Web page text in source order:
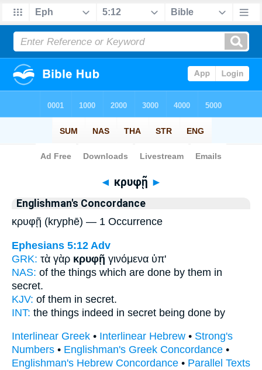
Bible>Strong's > Greek
◄ κρυφῇ ►
Englishman's Concordance
κρυφῇ (kryphē) — 1 Occurrence
Ephesians 5:12 Adv
GRK: τὰ γὰρ κρυφῇ γινόμενα ὑπ'
NAS: of the things which are done by them in
secret.
KJV: of them in secret.
INT: the things indeed in secret being done by
Interlinear Greek • Interlinear Hebrew • Strong's
Numbers • Englishman's Greek Concordance •
Englishman's Hebrew Concordance • Parallel Texts